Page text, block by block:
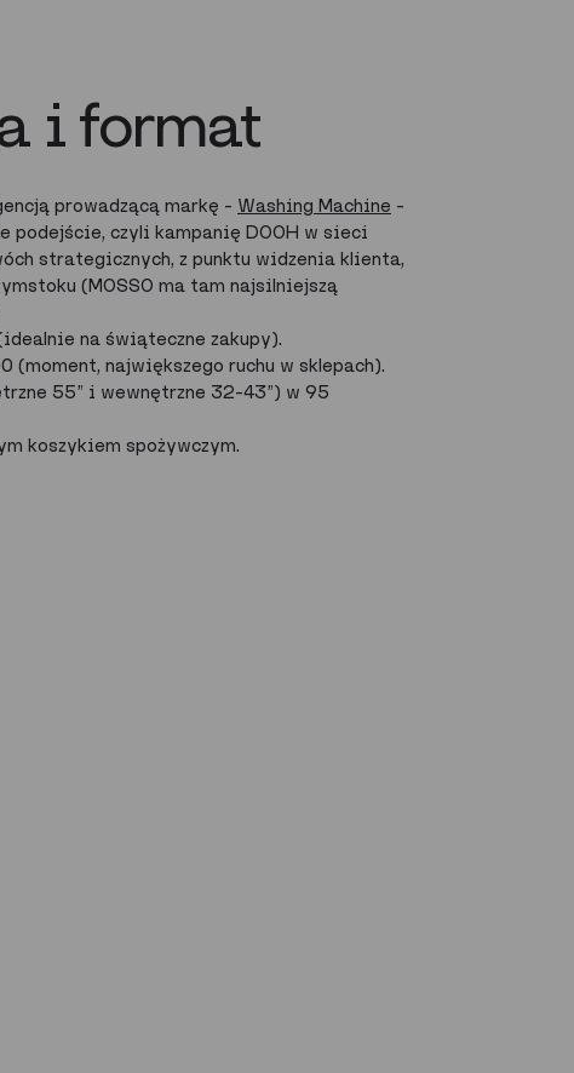
i format
prowadzącą markę – Washing Machine –
czyli kampanię DOOH w sieci
strategicznych, z punktu widzenia klienta,
(MOSSO ma tam najsilniejszą
na świąteczne zakupy).
(moment, największego ruchu w sklepach).
55” i wewnętrzne 32–43”) w 95
koszykiem spożywczym.